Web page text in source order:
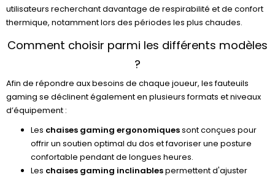
utilisateurs recherchant davantage de respirabilité et de confort
thermique, notamment lors des périodes les plus chaudes.
Comment choisir parmi les différents modèles
?
Afin de répondre aux besoins de chaque joueur, les fauteuils
gaming se déclinent également en plusieurs formats et niveaux
d’équipement :
Les chaises gaming ergonomiquessont conçues pour
offrir un soutien optimal du dos et favoriser une posture
confortable pendant de longues heures.
Les chaises gaming inclinablespermettent d'ajuster